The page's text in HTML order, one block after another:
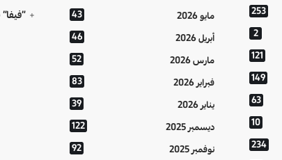
253
2
121
149
63
10
234
مايو 2026 43
أبريل 2026 46
مارس 2026 52
فبراير 2026 83
يناير 2026 39
ديسمبر 2025 122
نوفمبر 2025 92